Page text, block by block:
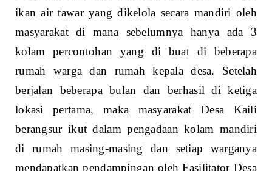
ikan air tawar yang dikelola secara mandiri oleh
masyarakat di mana sebelumnya hanya ada 3
kolam percontohan yang di buat di beberapa
rumah warga dan rumah kepala desa. Setelah
berjalan beberapa bulan dan berhasil di ketiga
lokasi pertama, maka masyarakat Desa Kaili
berangsur ikut dalam pengadaan kolam mandiri
di rumah masing-masing dan setiap warganya
mendapatkan pendampingan oleh Fasilitator Desa